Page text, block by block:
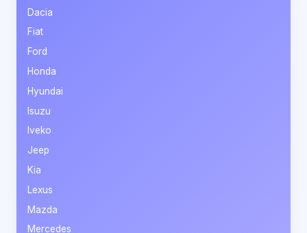
Dacia
Fiat
Ford
Honda
Hyundai
Isuzu
Iveko
Jeep
Kia
Lexus
Mazda
Mercedes